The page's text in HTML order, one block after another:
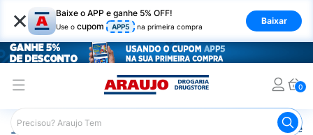
× Baixe o APP e ganhe 5% OFF!
Use o cupom APP5 na primeira compra
Baixar
0
Araujo Cabelo Sérum